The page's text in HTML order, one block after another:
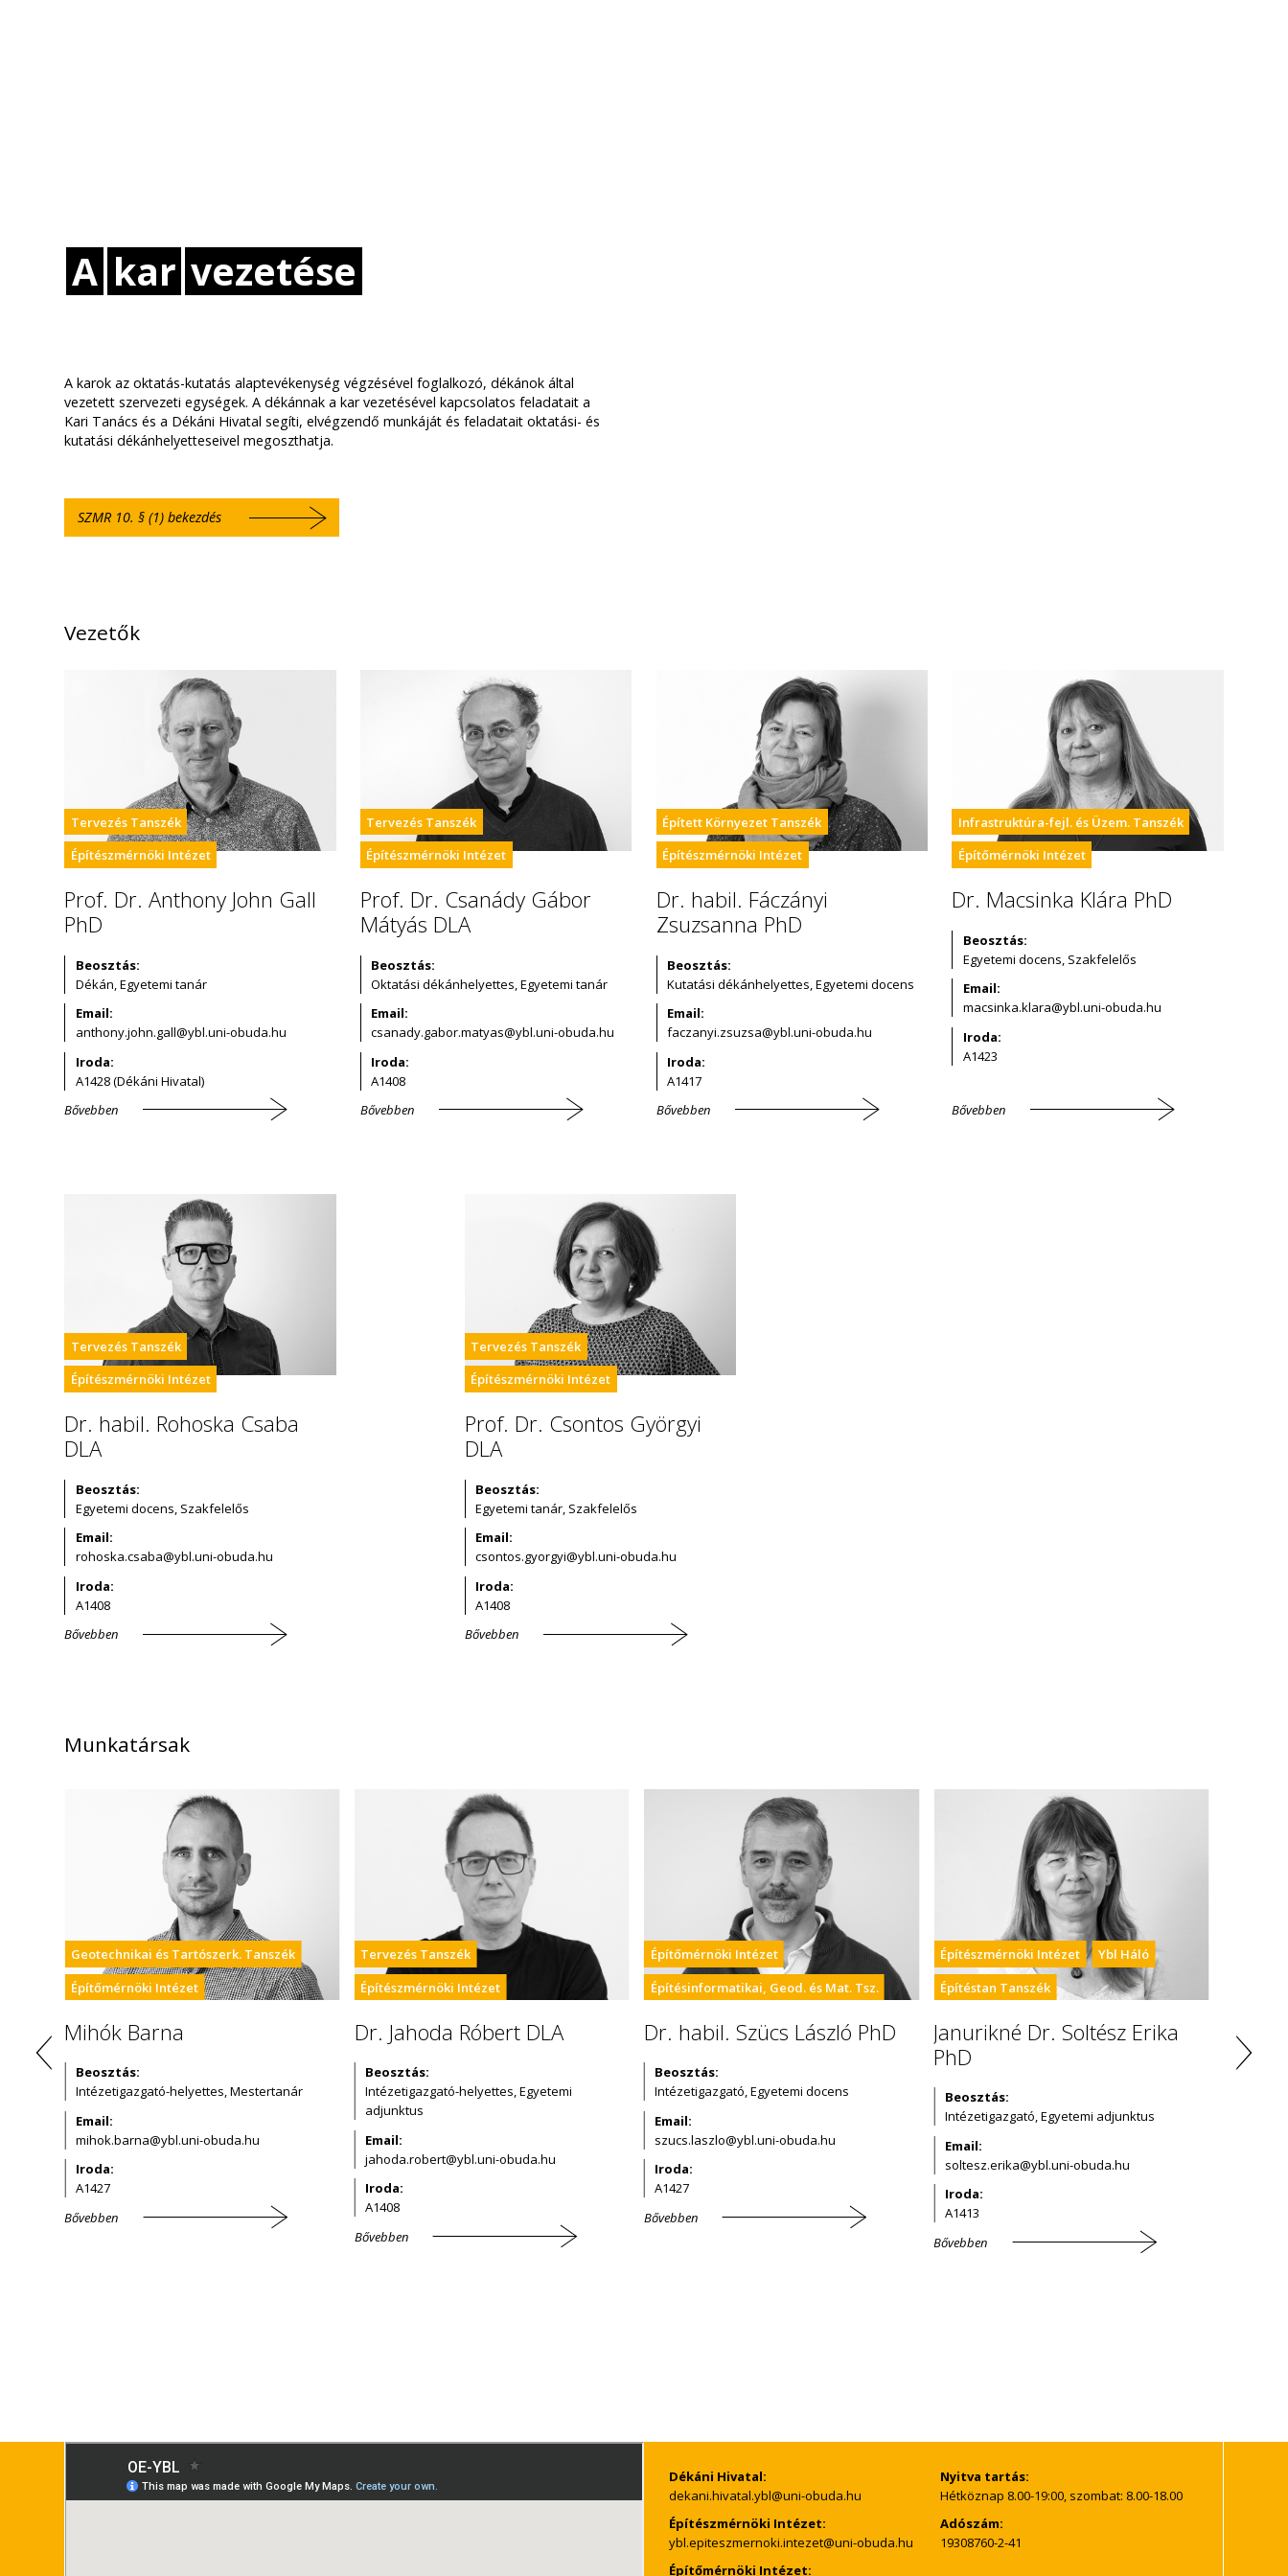
A kar vezetése
A karok az oktatás-kutatás alaptevékenység végzésével foglalkozó, dékánok által
vezetett szervezeti egységek. A dékánnak a kar vezetésével kapcsolatos feladatait a
Kari Tanács és a Dékáni Hivatal segíti, elvégzendő munkáját és feladatait oktatási- és
kutatási dékánhelyetteseivel megoszthatja.
SZMR 10. § (1) bekezdés
Vezetők
Építészmérnöki Intézet
Tervezés Tanszék
Prof. Dr. Anthony John Gall
PhD
Beosztás:
Dékán, Egyetemi tanár
Email:
Iroda:
A1428 (Dékáni Hivatal)
Bővebben
Építészmérnöki Intézet
Tervezés Tanszék
Prof. Dr. Csanády Gábor
Mátyás DLA
Beosztás:
Oktatási dékánhelyettes, Egyetemi tanár
Email:
Iroda:
A1408
Bővebben
Építészmérnöki Intézet
Épített Környezet Tanszék
Dr. habil. Fáczányi
Zsuzsanna PhD
Beosztás:
Kutatási dékánhelyettes, Egyetemi docens
Email:
Iroda:
A1417
Bővebben
Építőmérnöki Intézet
Infrastruktúra-fejl. és Üzem. Tanszék
Dr. Macsinka Klára PhD
Beosztás:
Egyetemi docens, Szakfelelős
Email:
Iroda:
A1423
Bővebben
Építészmérnöki Intézet
Tervezés Tanszék
Dr. habil. Rohoska Csaba
DLA
Beosztás:
Egyetemi docens, Szakfelelős
Email:
Iroda:
A1408
Bővebben
Építészmérnöki Intézet
Tervezés Tanszék
Prof. Dr. Csontos Györgyi
DLA
Beosztás:
Egyetemi tanár, Szakfelelős
Email:
Iroda:
A1408
Bővebben
Munkatársak
Építőmérnöki Intézet
Geotechnikai és Tartószerk. Tanszék
Mihók Barna
Beosztás:
Intézetigazgató-helyettes, Mestertanár
Email:
Iroda:
A1427
Bővebben
Építészmérnöki Intézet
Tervezés Tanszék
Dr. Jahoda Róbert DLA
Beosztás:
Intézetigazgató-helyettes, Egyetemi
adjunktus
Email:
Iroda:
A1408
Bővebben
Építésinformatikai, Geod. és Mat. Tsz.
Építőmérnöki Intézet
Dr. habil. Szücs László PhD
Beosztás:
Intézetigazgató, Egyetemi docens
Email:
Iroda:
A1427
Bővebben
Építéstan Tanszék
Építészmérnöki Intézet Ybl Háló
Janurikné Dr. Soltész Erika
PhD
Beosztás:
Intézetigazgató, Egyetemi adjunktus
Email:
Iroda:
A1413
Bővebben
Dékáni Hivatal:
Építészmérnöki Intézet:
Építőmérnöki Intézet:
Nyitva tartás:
Hétköznap 8.00-19:00, szombat: 8.00-18.00
Adószám:
19308760-2-41